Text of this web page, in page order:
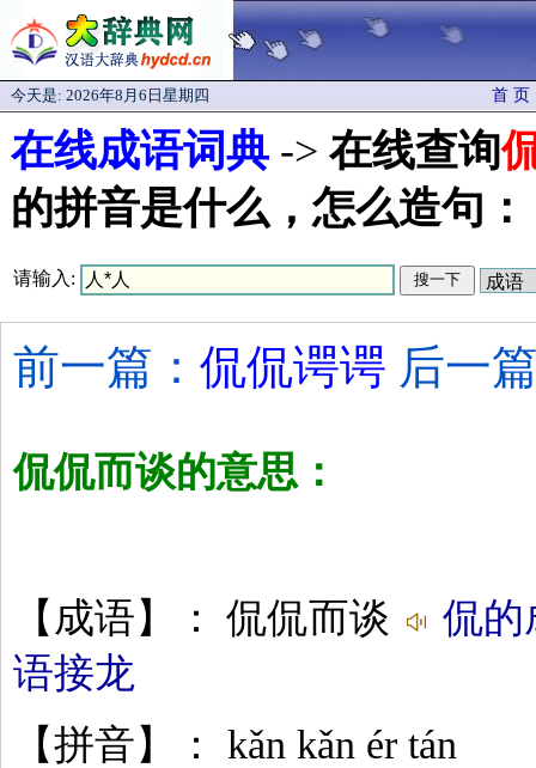
今天是: 2026年8月6日星期四 首 页
在线成语词典 -> 在线查询
的拼音是什么，怎么造句：
请输入:
前一篇： 侃侃谔谔 后一
侃侃而谈的意思：
【成语】： 侃侃而谈
侃的
语接龙
【拼音】： kǎn kǎn ér tán